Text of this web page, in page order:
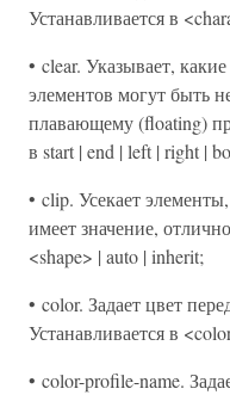
Устанавливается в
• clear. Указывает,
элементов могут быть
плавающему (floating)
в start | end | left | right |
• clip. Усекает
имеет значение,
<shape> | auto | inherit;
• color. Задает цвет
Устанавливается в
• color-profile-name.